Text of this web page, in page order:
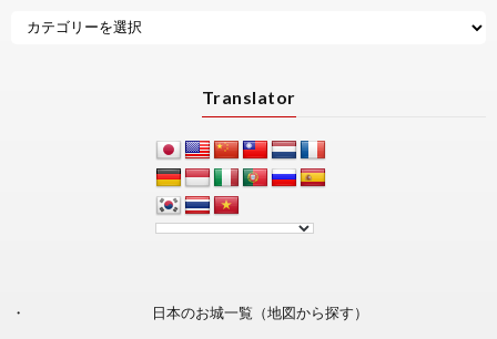
Translator
日本のお城一覧（地図から探す）